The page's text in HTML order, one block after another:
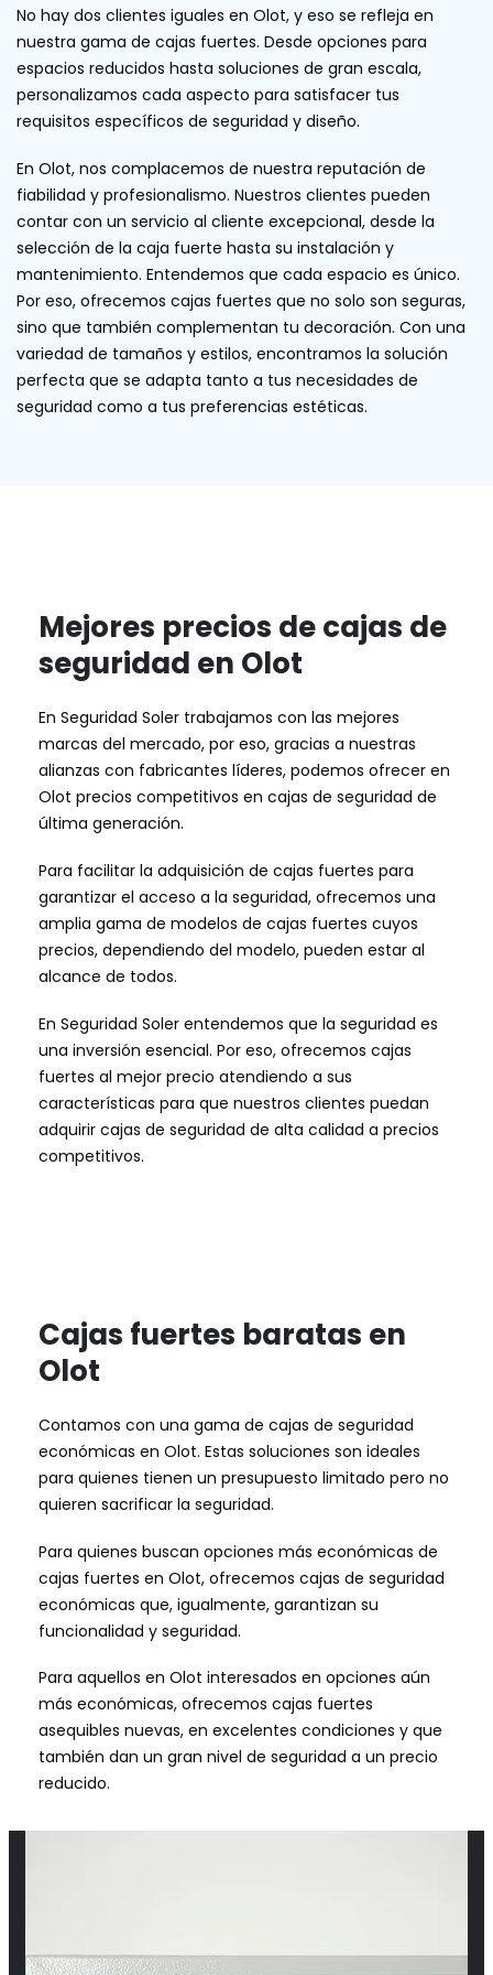
No hay dos clientes iguales en Olot, y eso se refleja en
nuestra gama de cajas fuertes. Desde opciones para
espacios reducidos hasta soluciones de gran escala,
personalizamos cada aspecto para satisfacer tus
requisitos específicos de seguridad y diseño.
En Olot, nos complacemos de nuestra reputación de
fiabilidad y profesionalismo. Nuestros clientes pueden
contar con un servicio al cliente excepcional, desde la
selección de la caja fuerte hasta su instalación y
mantenimiento. Entendemos que cada espacio es único.
Por eso, ofrecemos cajas fuertes que no solo son seguras,
sino que también complementan tu decoración. Con una
variedad de tamaños y estilos, encontramos la solución
perfecta que se adapta tanto a tus necesidades de
seguridad como a tus preferencias estéticas.
Mejores precios de cajas de
seguridad en Olot
En Seguridad Soler trabajamos con las mejores
marcas del mercado, por eso, gracias a nuestras
alianzas con fabricantes líderes, podemos ofrecer en
Olot precios competitivos en cajas de seguridad de
última generación.
Para facilitar la adquisición de cajas fuertes para
garantizar el acceso a la seguridad, ofrecemos una
amplia gama de modelos de cajas fuertes cuyos
precios, dependiendo del modelo, pueden estar al
alcance de todos.
En Seguridad Soler entendemos que la seguridad es
una inversión esencial. Por eso, ofrecemos cajas
fuertes al mejor precio atendiendo a sus
características para que nuestros clientes puedan
adquirir cajas de seguridad de alta calidad a precios
competitivos.
Cajas fuertes baratas en
Olot
Contamos con una gama de cajas de seguridad
económicas en Olot. Estas soluciones son ideales
para quienes tienen un presupuesto limitado pero no
quieren sacrificar la seguridad.
Para quienes buscan opciones más económicas de
cajas fuertes en Olot, ofrecemos cajas de seguridad
económicas que, igualmente, garantizan su
funcionalidad y seguridad.
Para aquellos en Olot interesados en opciones aún
más económicas, ofrecemos cajas fuertes
asequibles nuevas, en excelentes condiciones y que
también dan un gran nivel de seguridad a un precio
reducido.